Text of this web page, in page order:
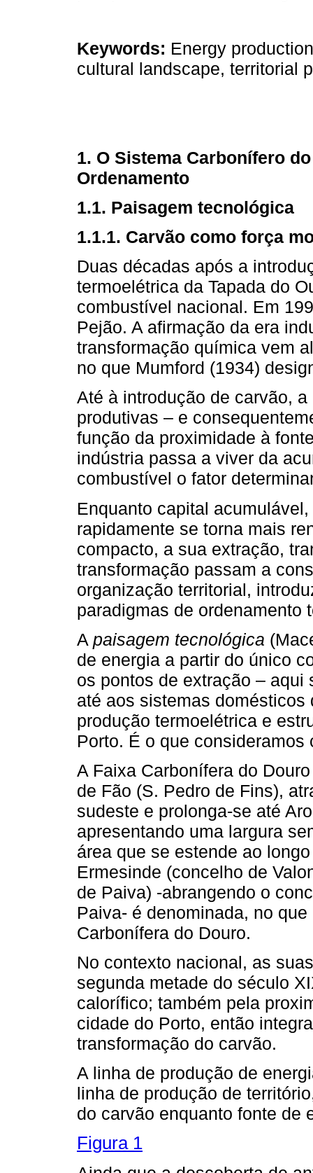
Keywords: Energy
cultural landscape, territorial
1. O Sistema Carbonífero
Ordenamento
1.1. Paisagem tecnológica
1.1.1. Carvão como força
Duas décadas após a
termoelétrica da Tapada do
combustível nacional. Em
Pejão. A afirmação da era
transformação química vem
no que Mumford (1934)
Até à introdução de carvão,
produtivas – e
função da proximidade à
indústria passa a viver da
combustível o fator
Enquanto capital
rapidamente se torna mais
compacto, a sua extração,
transformação passam a
organização territorial,
paradigmas de ordenamento
A paisagem tecnológica
de energia a partir do único
os pontos de extração – aqui
até aos sistemas
produção termoelétrica e
Porto. É o que
A Faixa Carbonífera do
de Fão (S. Pedro de Fins),
sudeste e prolonga-se até
apresentando uma largura
área que se estende ao
Ermesinde (concelho de
de Paiva) -abrangendo o
Paiva- é denominada, no
Carbonífera do Douro.
No contexto nacional, as
segunda metade do século
calorífico; também pela
cidade do Porto, então
transformação do carvão.
A linha de produção de
linha de produção de
do carvão enquanto fonte de
Figura 1